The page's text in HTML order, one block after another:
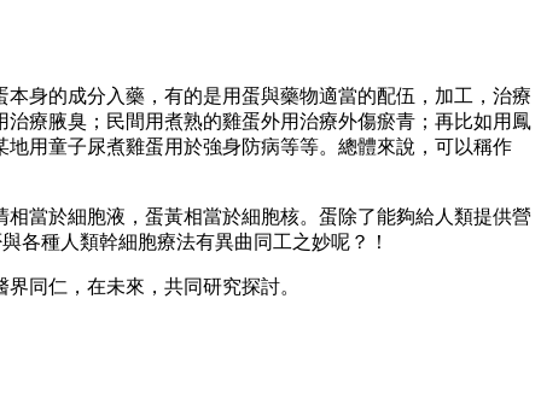
身的成分入藥，有的是用蛋與藥物適當的配伍，加工，治療
療腋臭；民間用煮熟的雞蛋外用治療外傷瘀青；再比如用鳳
用童子尿煮雞蛋用於強身防病等等。總體來說，可以稱作
當於細胞液，蛋黃相當於細胞核。蛋除了能夠給人類提供營
各種人類幹細胞療法有異曲同工之妙呢？！
同仁，在未來，共同研究探討。